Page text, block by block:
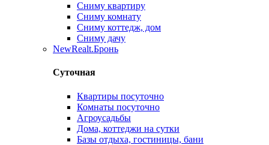
Сниму квартиру
Сниму комнату
Сниму коттедж, дом
Сниму дачу
NewRealt.Бронь
Суточная
Квартиры посуточно
Комнаты посуточно
Агроусадьбы
Дома, коттеджи на сутки
Базы отдыха, гостиницы, бани